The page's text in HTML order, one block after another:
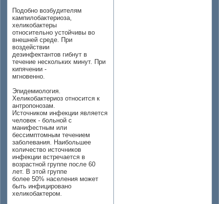
Подобно возбудителям
кампилобактериоза,
хеликобактеры
относительно устойчивы во
внешней среде. При
воздействии
дезинфектантов гибнут в
течение нескольких минут. При
кипячении -
мгновенно.
Эпидемиология.
Хеликобактериоз относится к
антропонозам.
Источником инфекции является
человек - больной с
манифестным или
бессимптомным течением
заболевания. Наибольшее
количество источников
инфекции встречается в
возрастной группе после 60
лет. В этой группе
более 50% населения может
быть инфицировано
хеликобактером.